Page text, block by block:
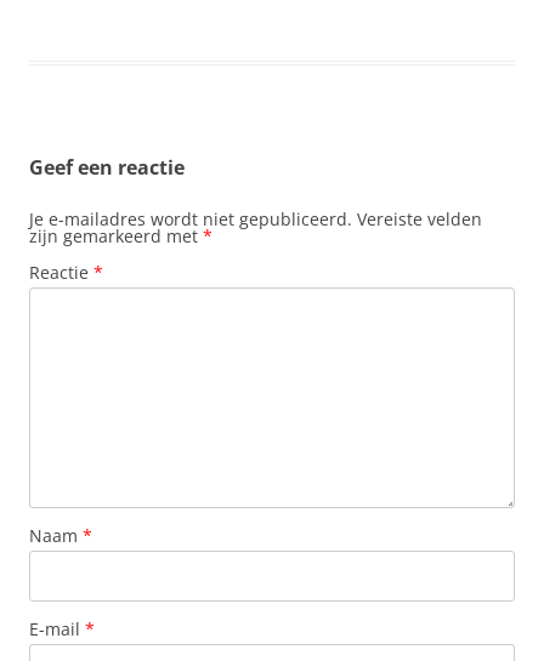
Geef een reactie
Je e-mailadres wordt niet gepubliceerd. Vereiste velden
zijn gemarkeerd met *
Reactie *
Naam *
E-mail *